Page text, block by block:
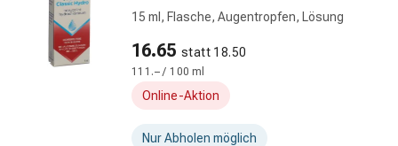
Augentropfen
Augenentzündung
Augenverbände
Augenhygiene
15 ml, Flasche, Augentropfen, Lösung
16.65 statt 18.50
111.– / 100 ml
Online-Aktion
Nur Abholen möglich